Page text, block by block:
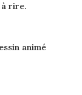
à rire.
animé